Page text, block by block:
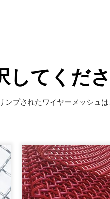
してくだ
プされたワイヤーメッシュは